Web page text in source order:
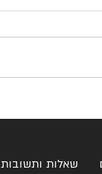
שאלות ותשובות